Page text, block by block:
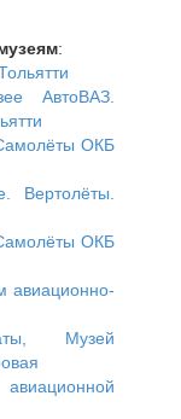
:
АвтоВАЗ.
ОКБ
Вертолёты.
ОКБ
авиационно-
Музей